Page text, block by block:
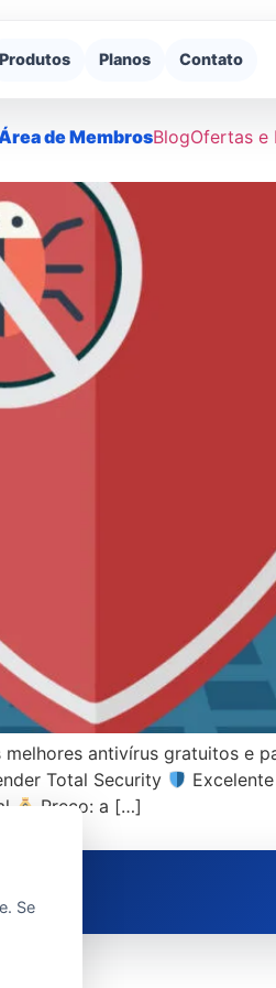
Produtos Planos Contato
de MembrosBlogOfertas e
antivírus gratuitos e
Total Security
Preço: a […]
Se